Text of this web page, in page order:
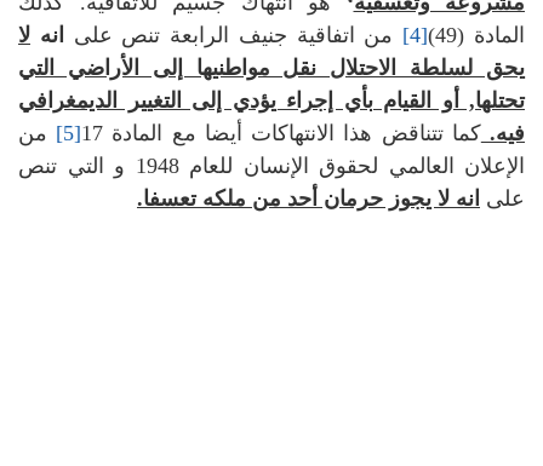
المادة (49)
[4] من اتفاقية جنيف الرابعة تنص على انه لا
يحق لسلطة الاحتلال نقل مواطنيها إلى الأراضي التي
تحتلها, أو القيام بأي إجراء يؤدي إلى التغيير الديمغرافي
فيه.كما تتناقض هذا الانتهاكات أيضا مع المادة 17 [5]
من
الإعلان العالمي لحقوق الإنسان للعام 1948 و التي تنص
على انه لا يجوز حرمان أحد من ملكه تعسفا.